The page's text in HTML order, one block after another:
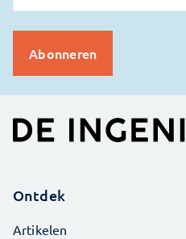
Ontdek
Artikelen